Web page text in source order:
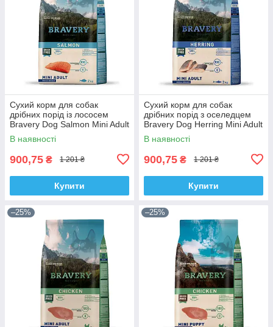
Сухий корм для собак
дрібних порід із лососем
Bravery Dog Salmon Mini Adult
Small Breeds 2 кг
В наявності
900,75 ₴ 1 201 ₴
Купити
Сухий корм для собак
дрібних порід з оселедцем
Bravery Dog Herring Mini Adult
Small Breeds 2 кг
В наявності
900,75 ₴ 1 201 ₴
Купити
–25% –25%